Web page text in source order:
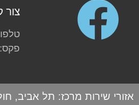
צור
טלפון: 050-
פקס: 03-575-6681
אזורי שירות מרכז: תל אביב,